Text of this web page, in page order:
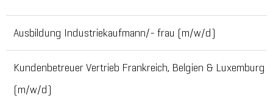
Ausbildung Industriekaufmann/- frau (m/w/d)
Kundenbetreuer Vertrieb Frankreich, Belgien & Luxemburg
(m/w/d)